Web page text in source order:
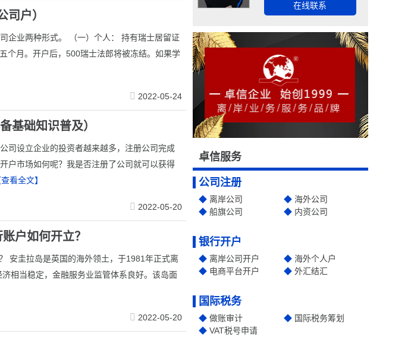
司户）
企业两种形式。 （一）个人： 持有瑞士居留证
个月。开户后，500瑞士法郎将被冻结。如果学
2022-05-24
基础知识普及）
司设立企业的投资者越来越多，注册公司完成
户市场如何呢？我是否注册了公司就可以获得
查看全文】
2022-05-20
户如何开立？
安圭拉岛是英国的海外领土，于1981年正式离
相当稳定，金融服务业监管体系良好。该岛面
2022-05-20
在线联系
卓信服务
公司注册
离岸公司
海外公司
船旗公司
内资公司
银行开户
离岸公司开户
海外个人户
电商平台开户
外汇结汇
国际税务
做账审计
国际税务筹划
VAT税号申请